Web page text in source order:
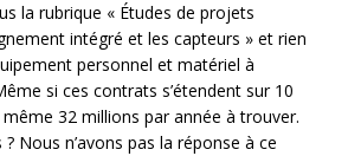
la rubrique « Études de projets
intégré et les capteurs » et rien
personnel et matériel à
si ces contrats s’étendent sur 10
32 millions par année à trouver.
Nous n’avons pas la réponse à ce